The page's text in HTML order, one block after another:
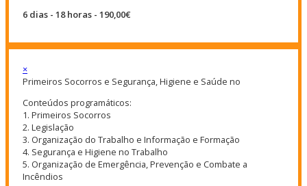
6 dias - 18 horas - 190,00€
×
Primeiros Socorros e Segurança, Higiene e Saúde no
Conteúdos programáticos:
1. Primeiros Socorros
2. Legislação
3. Organização do Trabalho e Informação e Formação
4. Segurança e Higiene no Trabalho
5. Organização de Emergência, Prevenção e Combate a
Incêndios